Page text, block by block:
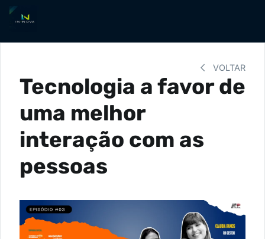
VOLTAR
Tecnologia a favor de
uma melhor
interação com as
pessoas